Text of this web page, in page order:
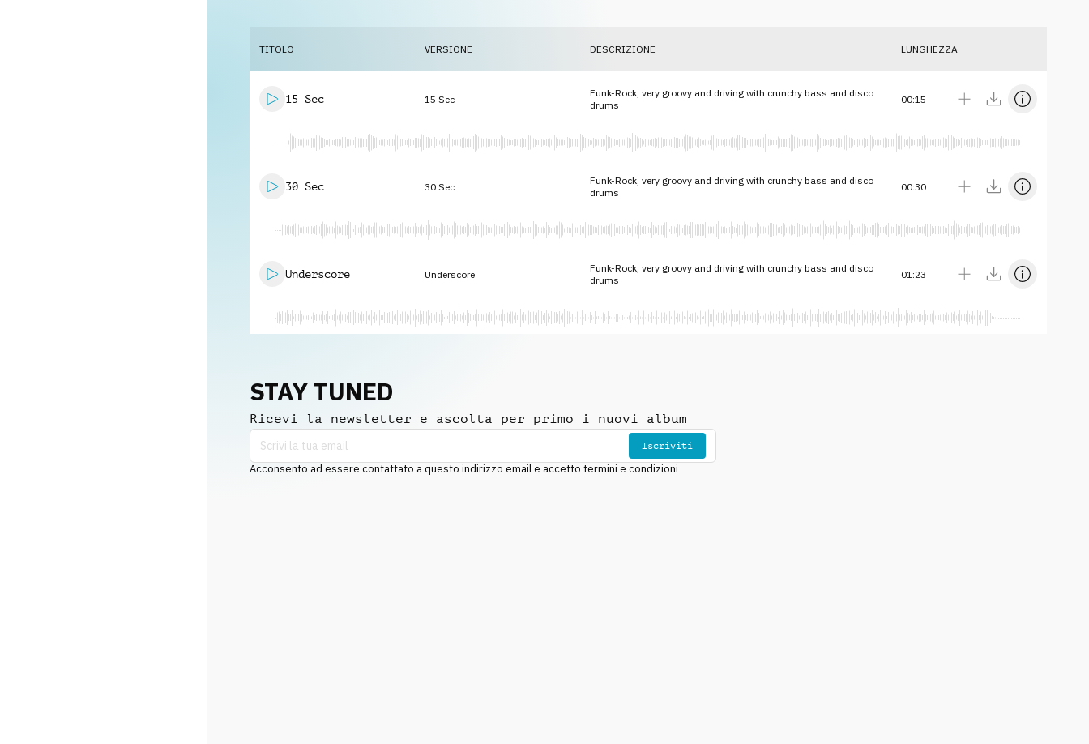
TITOLO VERSIONE DESCRIZIONE LUNGHEZZA
15 Sec 15 Sec
Funk-Rock, very groovy and driving with crunchy bass and disco
drums
00:15
30 Sec 30 Sec
Funk-Rock, very groovy and driving with crunchy bass and disco
drums
00:30
Underscore Underscore
Funk-Rock, very groovy and driving with crunchy bass and disco
drums
01:23
STAY TUNED
Ricevi la newsletter e ascolta per primo i nuovi album
Iscriviti
Acconsento ad essere contattato a questo indirizzo email e accetto termini e condizioni